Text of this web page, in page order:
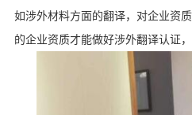
如涉外材料方面的翻译，对企业资
的企业资质才能做好涉外翻译认证